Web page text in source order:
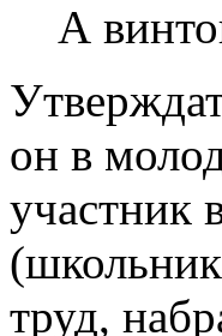
А
он в
участник
труд,